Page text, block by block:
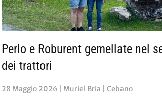
Perlo e Roburent gemellate nel
dei trattori
28 Maggio 2026 | Muriel Bria |Cebano